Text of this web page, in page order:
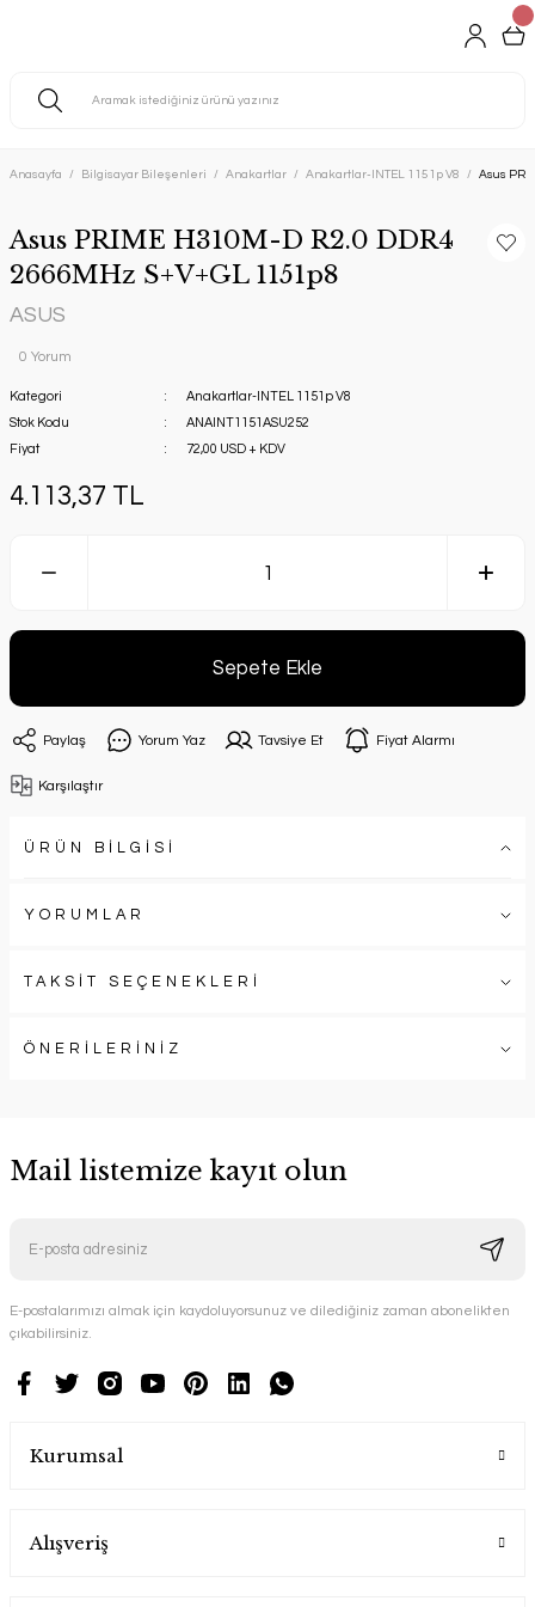
Anasayfa Bilgisayar Bileşenleri Anakartlar Anakartlar-INTEL 1151p V8 Asus
Asus PRIME H310M-D R2.0 DDR4
2666MHz S+V+GL 1151p8
ASUS
0 Yorum
Kategori
Anakartlar-INTEL 1151p V8
Stok Kodu
ANAINT1151ASU252
Fiyat
72,00 USD + KDV
4.113,37 TL
Sepete Ekle
Paylaş Yorum Yaz Tavsiye Et Fiyat Alarmı
Karşılaştır
ÜRÜN BİLGİSİ
YORUMLAR
TAKSİT SEÇENEKLERİ
ÖNERİLERİNİZ
Mail listemize kayıt olun
E-postalarımızı almak için kaydoluyorsunuz ve dilediğiniz zaman abonelikten
çıkabilirsiniz.
Kurumsal
Alışveriş